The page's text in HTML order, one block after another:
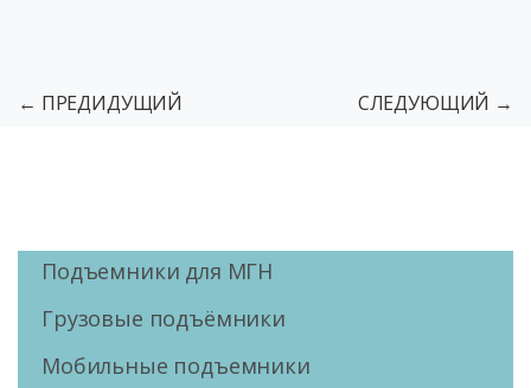
← ПРЕДИДУЩИЙ СЛЕДУЮЩИЙ →
Подъемники для МГН
Грузовые подъёмники
Мобильные подъемники